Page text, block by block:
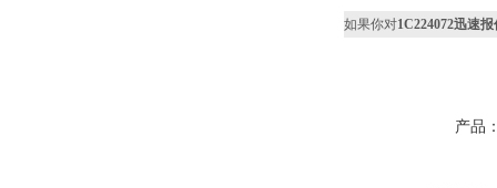
如果你对1C224072迅速
产品